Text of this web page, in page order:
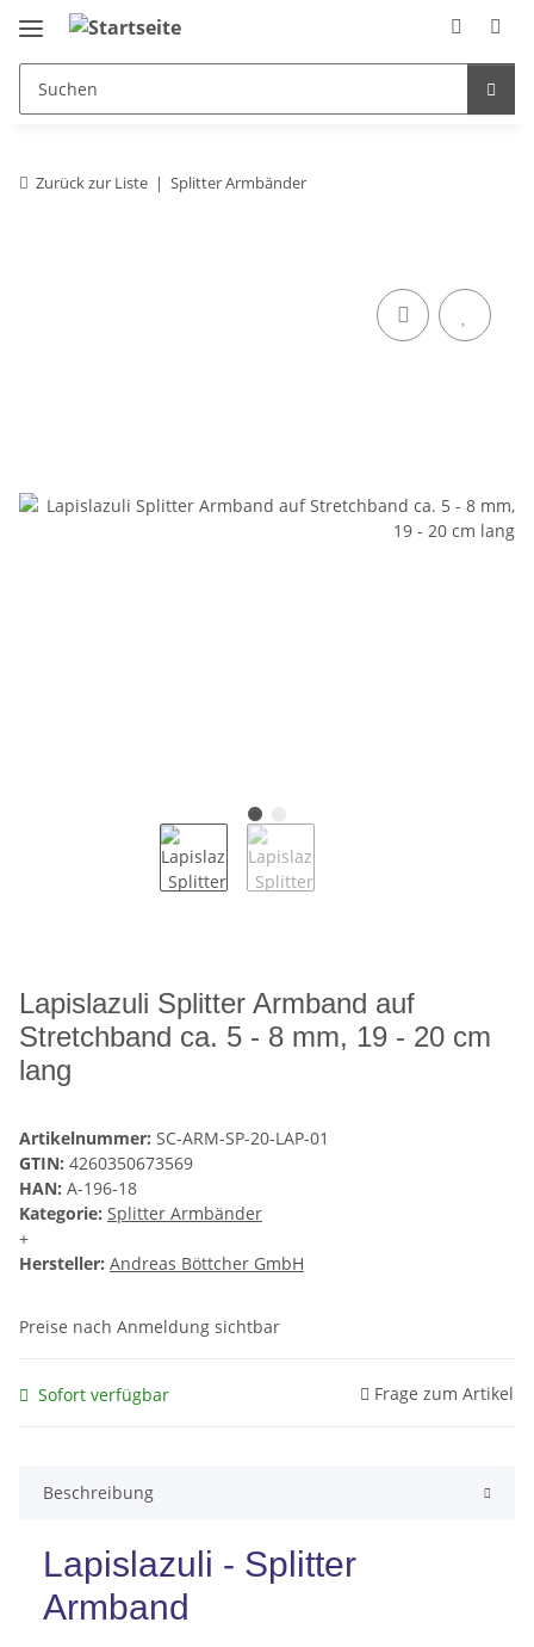
Zurück zur Liste Splitter Armbänder
Lapislazuli Splitter Armband auf
Stretchband ca. 5 - 8 mm, 19 - 20 cm
lang
Artikelnummer: SC-ARM-SP-20-LAP-01
GTIN: 4260350673569
HAN: A-196-18
Kategorie: Splitter Armbänder
+
Hersteller: Andreas Böttcher GmbH
Preise nach Anmeldung sichtbar
Sofort verfügbar Frage zum Artikel
Beschreibung
Lapislazuli - Splitter
Armband